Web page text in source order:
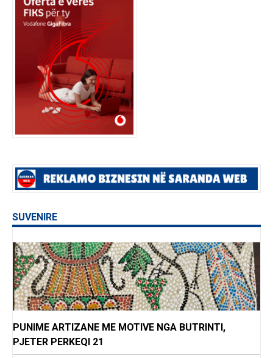
SUVENIRE
PUNIME ARTIZANE ME MOTIVE NGA BUTRINTI,
PJETER PERKEQI 21